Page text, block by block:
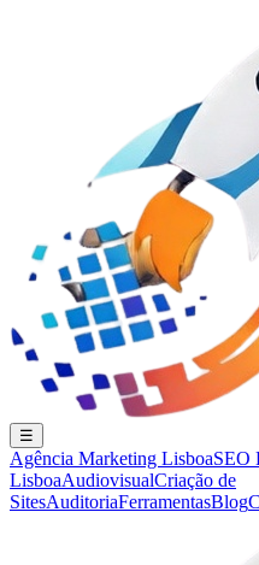
☰
Agência Marketing LisboaSEO
LisboaAudiovisualCriação de
SitesAuditoriaFerramentasBlog